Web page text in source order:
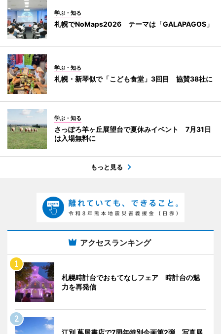
学ぶ・知る
札幌でNoMaps2026 テーマは「GALAPAGOS」
学ぶ・知る
札幌・新琴似で「こども食堂」3回目 協賛38社に
学ぶ・知る
さっぽろ羊ヶ丘展望台で夏休みイベント 7月31日
は入場無料に
もっと見る
アクセスランキング
札幌時計台でおもてなしフェア 時計台の魅
力を再発信
江別 蔦屋書店で7周年特別企画第2弾 写真展